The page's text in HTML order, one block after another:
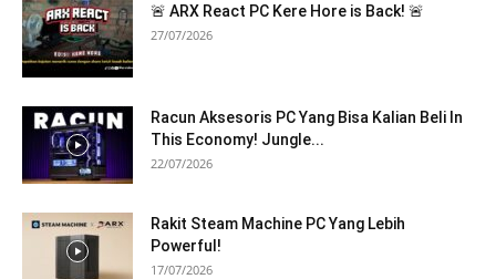
🚨 ARX React PC Kere Hore is Back! 🚨
27/07/2026
Racun Aksesoris PC Yang Bisa Kalian Beli In
This Economy! Jungle...
22/07/2026
Rakit Steam Machine PC Yang Lebih
Powerful!
17/07/2026